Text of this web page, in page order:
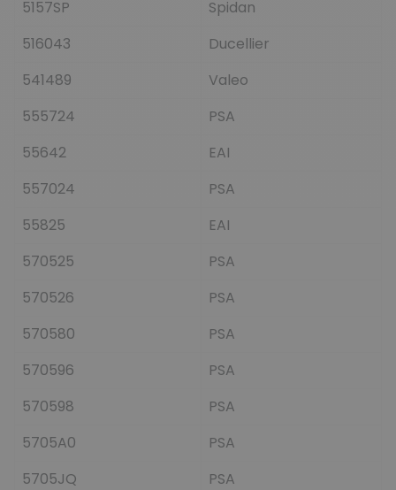
5157SP
Spidan
516043
Ducellier
541489
Valeo
555724
PSA
55642
EAI
557024
PSA
55825
EAI
570525
PSA
570526
PSA
570580
PSA
570596
PSA
570598
PSA
5705A0
PSA
5705JQ
PSA